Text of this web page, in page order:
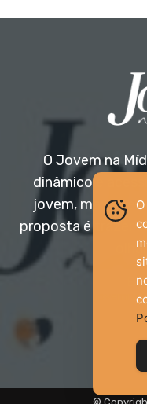
O Jovem na
dinâmico e
jovem, mas
proposta é trazer